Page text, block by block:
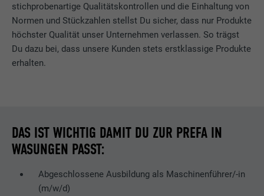
stichprobenartige Qualitätskontrollen und die Einhaltung von
Normen und Stückzahlen stellst Du sicher, dass nur Produkte
höchster Qualität unser Unternehmen verlassen. So trägst
Du dazu bei, dass unsere Kunden stets erstklassige Produkte
erhalten.
DAS IST WICHTIG DAMIT DU ZUR PREFA IN
WASUNGEN PASST:
Abgeschlossene Ausbildung als Maschinenführer/-in
(m/w/d)